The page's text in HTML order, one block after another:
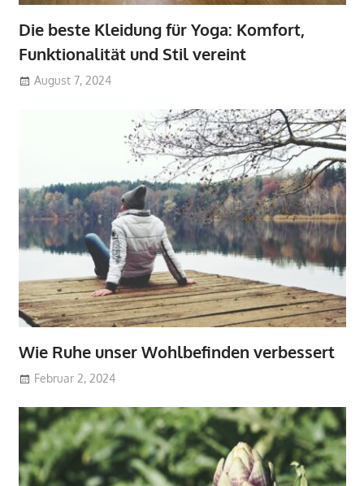
Die beste Kleidung für Yoga: Komfort,
Funktionalität und Stil vereint
August 7, 2024
Wie Ruhe unser Wohlbefinden verbessert
Februar 2, 2024